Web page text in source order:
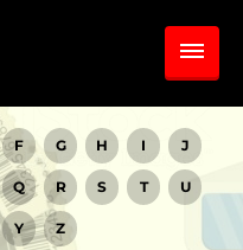
F G H I J
Q R S T U
Y Z